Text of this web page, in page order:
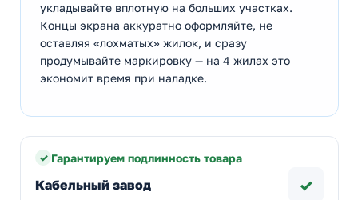
укладывайте вплотную на больших участках.
Концы экрана аккуратно оформляйте, не
оставляя «лохматых» жилок, и сразу
продумывайте маркировку — на 4 жилах это
экономит время при наладке.
Гарантируем подлинность товара
Кабельный завод ✓